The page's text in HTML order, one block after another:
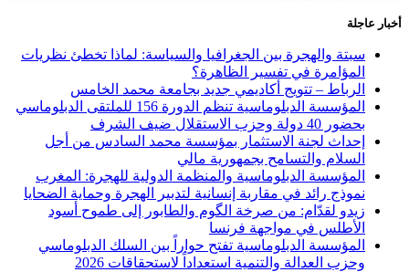
أخبار عاجلة
سبتة والهجرة بين الجغرافيا والسياسة: لماذا تخطئ نظريات
المؤامرة في تفسير الظاهرة؟
الرباط – تتويج أكاديمي جديد بجامعة محمد الخامس
المؤسسة الدبلوماسية تنظم الدورة 156 للملتقى الدبلوماسي
بحضور 40 دولة وحزب الاستقلال ضيف الشرف
إحداث لجنة الاستثمار بمؤسسة محمد السادس من أجل
السلام والتسامح بجمهورية مالي
المؤسسة الدبلوماسية والمنظمة الدولية للهجرة: المغرب
نموذج رائد في مقاربة إنسانية لتدبير الهجرة وحماية الضحايا
زيدو لقدّام: من صرخة الگوم والطابور إلى طموح أسود
الأطلس في مواجهة فرنسا
المؤسسة الدبلوماسية تفتح حواراً بين السلك الدبلوماسي
وحزب العدالة والتنمية استعداداً لاستحقاقات 2026